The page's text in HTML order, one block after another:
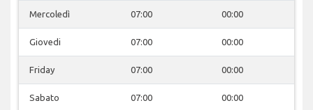
Mercoledì 07:00 00:00
Giovedi 07:00 00:00
Friday 07:00 00:00
Sabato 07:00 00:00